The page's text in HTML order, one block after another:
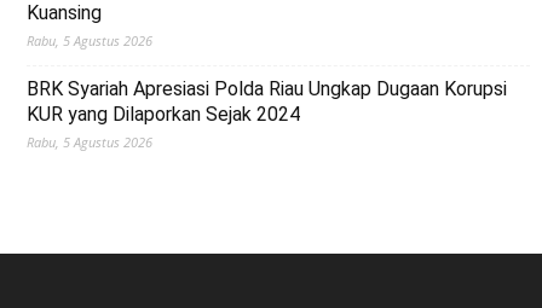
Kuansing
Rabu, 5 Agustus 2026
BRK Syariah Apresiasi Polda Riau Ungkap Dugaan Korupsi
KUR yang Dilaporkan Sejak 2024
Rabu, 5 Agustus 2026